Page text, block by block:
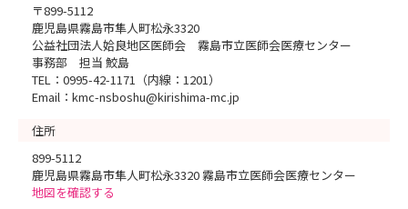
〒899-5112
鹿児島県霧島市隼人町松永3320
公益社団法人姶良地区医師会 霧島市立医師会医療センター
事務部 担当 鮫島
TEL：0995-42-1171（内線：1201）
Email：kmc-nsboshu@kirishima-mc.jp
住所
899-5112
鹿児島県霧島市隼人町松永3320 霧島市立医師会医療センター
地図を確認する